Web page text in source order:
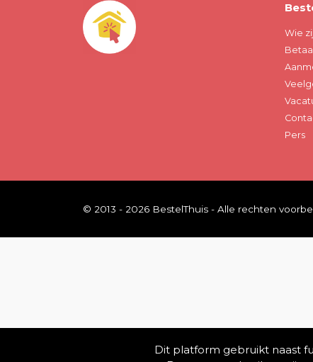
Wie
Pers
© 2013 - 2026 BestelThuis - Alle rechten
Dit platform gebruikt naast